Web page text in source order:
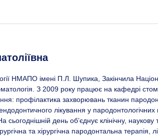
НМАПО імені П.Л. Шупика, Закінчила
З 2009 року працює на кафедрі
профілактика захворювань тканин
лікування у
день об’єднує клінічну,
та хірургічна пародонтальна